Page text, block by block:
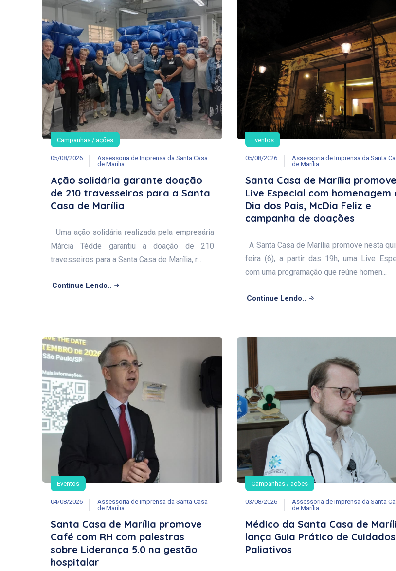
Campanhas / ações
05/08/2026
Assessoria de Imprensa da Santa Casa
de Marília
Ação solidária garante doação
de 210 travesseiros para a Santa
Casa de Marília
Uma ação solidária realizada pela empresária
Márcia Tédde garantiu a doação de 210
travesseiros para a Santa Casa de Marília, r...
Continue Lendo..
Eventos
05/08/2026
Assessoria de Imprensa da Santa
de Marília
Santa Casa de Marília promove
Live Especial com homenagem
Dia dos Pais, McDia Feliz e
campanha de doações
A Santa Casa de Marília promove nesta
feira (6), a partir das 19h, uma Live
com uma programação que reúne homen...
Continue Lendo..
Eventos
04/08/2026
Assessoria de Imprensa da Santa Casa
de Marília
Santa Casa de Marília promove
Café com RH com palestras
sobre Liderança 5.0 na gestão
hospitalar
Campanhas / ações
03/08/2026
Assessoria de Imprensa da Santa
de Marília
Médico da Santa Casa de
lança Guia Prático de Cuidados
Paliativos